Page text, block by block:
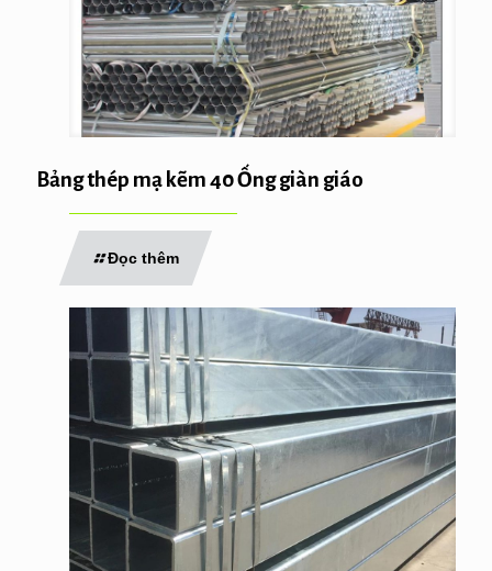
Bảng thép mạ kẽm 40 Ống giàn giáo
Đọc thêm